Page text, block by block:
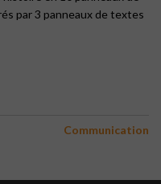
par 3 panneaux de textes
Communication